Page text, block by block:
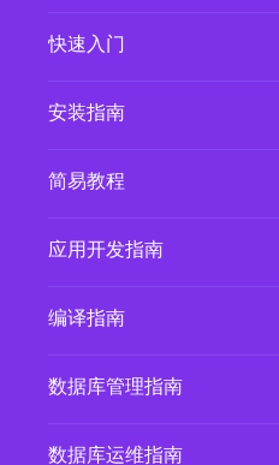
2.0.0 (LTS)
3.1.0 (EOM)
2.0.1 (EOM)
1.0.1 (EOM)
快速入门
安装指南
简易教程
应用开发指南
编译指南
数据库管理指南
数据库运维指南